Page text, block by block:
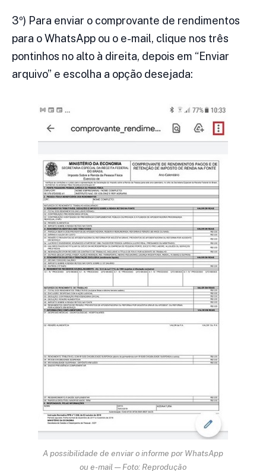
3º) Para enviar o comprovante de rendimentos
para o WhatsApp ou o e-mail, clique nos três
pontinhos no alto à direita, depois em “Enviar
arquivo” e escolha a opção desejada:
A possibilidade de enviar o informe por WhatsApp
ou e-mail — Foto: Reprodução